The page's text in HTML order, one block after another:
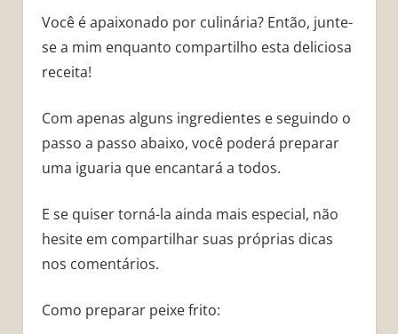
Você é apaixonado por culinária? Então, junte-
se a mim enquanto compartilho esta deliciosa
receita!
Com apenas alguns ingredientes e seguindo o
passo a passo abaixo, você poderá preparar
uma iguaria que encantará a todos.
E se quiser torná-la ainda mais especial, não
hesite em compartilhar suas próprias dicas
nos comentários.
Como preparar peixe frito: